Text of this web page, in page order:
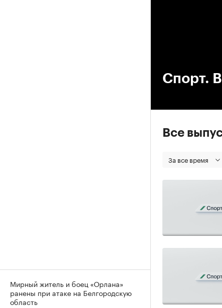
Спорт.
Все
За все время
Мирный житель и боец «Орлана»
ранены при атаке на Белгородскую
область